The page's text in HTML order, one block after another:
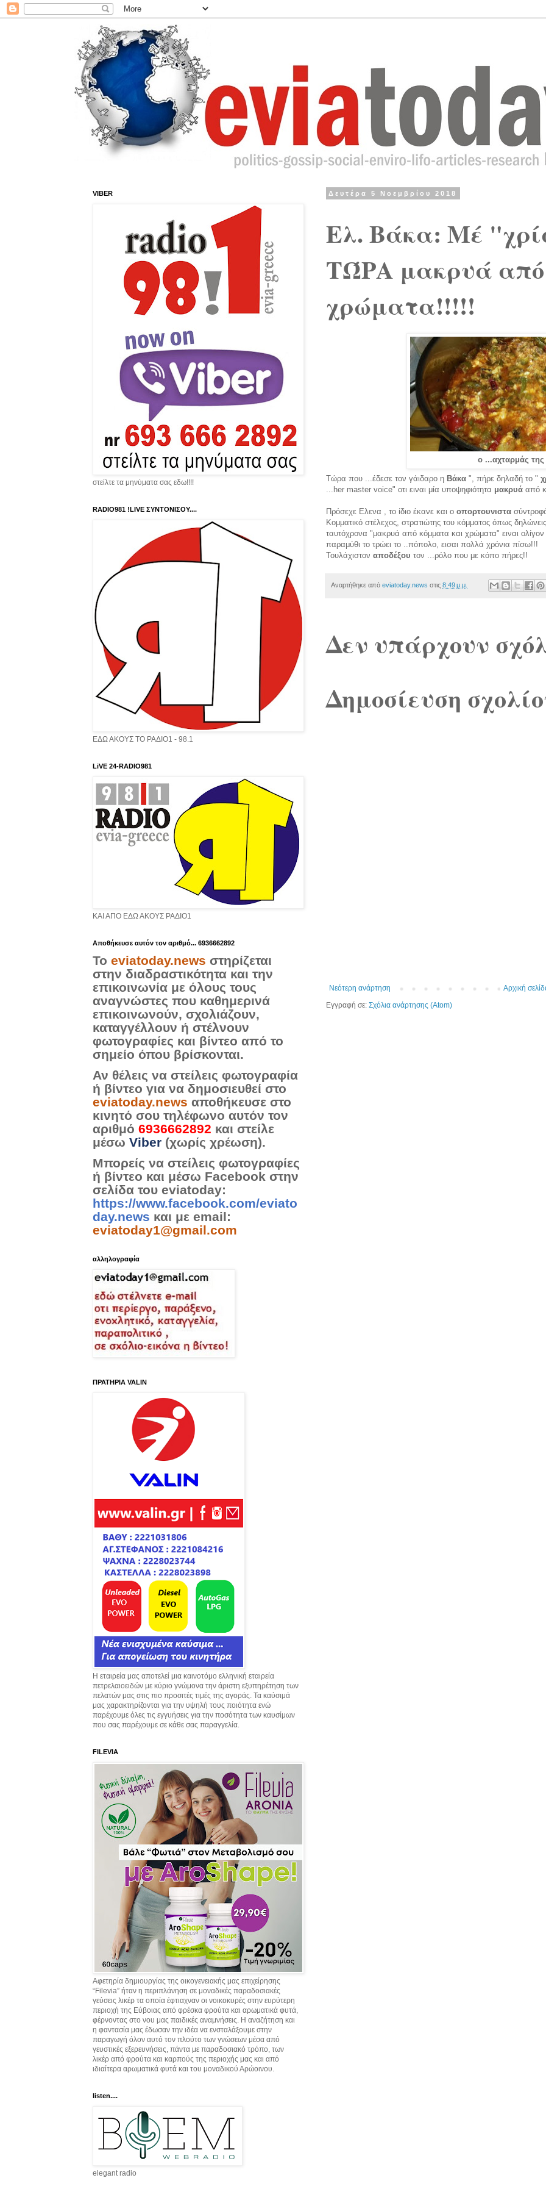
Δευτέρα 5 Νοεμβρίου 2018
Ελ. Βάκα: Μέ
ΤΏΡΑ μακρυά
χρώματα!!!!!
ο ...αχταρμάς
Τώρα που ...έδεσε τον γάιδαρο η Βάκα ", πήρε δηλαδή το "
...her master voice" οτι ειναι μία υποψηφιότητα μακρυά από
Πρόσεχε Ελενα , το ίδιο έκανε και ο οπορτουνιστα
Κομματικό στέλεχος, στρατιώτης του κόμματος όπως
ταυτόχρονα "μακρυά από κόμματα και χρώματα" ειναι ολίγον
παραμύθι το τρώει το ..πόπολο, εισαι πολλά χρόνια πίσω!!!
Τουλάχιστον αποδέξου τον ...ρόλο που με κόπο πήρες!!
Αναρτήθηκε από eviatoday.news στις 8:49 μ.μ.
Δεν υπάρχουν
Δημοσίευση
Νεότερη ανάρτηση
Αρχική
Εγγραφή σε: Σχόλια ανάρτησης (Atom)
VIBER
στείλτε τα μηνύματα σας εδω!!!!
RADIO981 !LIVE ΣΥΝΤΟΝΙΣΟΥ....
ΕΔΩ ΑΚΟΥΣ ΤΟ ΡΑΔΙΟ1 - 98.1
LiVE 24-RADIO981
ΚΑΙ ΑΠΟ ΕΔΩ ΑΚΟΥΣ ΡΑΔΙΟ1
Aποθήκευσε αυτόν τον αριθμό... 6936662892
Το eviatoday.news στηρίζεται
στην διαδραστικότητα και την
επικοινωνία με όλους τους
αναγνώστες που καθημερινά
επικοινωνούν, σχολιάζουν,
καταγγέλλουν ή στέλνουν
φωτογραφίες και βίντεο από το
σημείο όπου βρίσκονται.
Αν θέλεις να στείλεις φωτογραφία
ή βίντεο για να δημοσιευθεί στο
eviatoday.news αποθήκευσε στο
κινητό σου τηλέφωνο αυτόν τον
αριθμό 6936662892 και στείλε
μέσω Viber (χωρίς χρέωση).
Μπορείς να στείλεις φωτογραφίες
ή βίντεο και μέσω Facebook στην
σελίδα του eviatoday:
https://www.facebook.com/eviato
day.news και με email:
eviatoday1@gmail.com
αλληλογραφία
ΠΡΑΤΗΡΙΑ VALIN
Η εταιρεία μας αποτελεί μια καινοτόμο ελληνική εταιρεία
πετρελαιοειδών με κύριο γνώμονα την άριστη εξυπηρέτηση των
πελατών μας στις πιο προσιτές τιμές της αγοράς. Τα καύσιμά
μας χαρακτηρίζονται για την υψηλή τους ποιότητα ενώ
παρέχουμε όλες τις εγγυήσεις για την ποσότητα των καυσίμων
που σας παρέχουμε σε κάθε σας παραγγελία.
FILEVIA
Αφετηρία δημιουργίας της οικογενειακής μας επιχείρησης
“Filevia” ήταν η περιπλάνηση σε μοναδικές παραδοσιακές
γεύσεις λικέρ τα οποία έφτιαχναν οι νοικοκυρές στην ευρύτερη
περιοχή της Εύβοιας από φρέσκα φρούτα και αρωματικά φυτά,
φέρνοντας στο νου μας παιδικές αναμνήσεις. Η αναζήτηση και
η φαντασία μας έδωσαν την ιδέα να ενσταλάξουμε στην
παραγωγή όλον αυτό τον πλούτο των γνώσεων μέσα από
γευστικές εξερευνήσεις, πάντα με παραδοσιακό τρόπο, των
λικέρ από φρούτα και καρπούς της περιοχής μας και από
ιδιαίτερα αρωματικά φυτά και του μοναδικού Αρώοινου.
listen....
elegant radio